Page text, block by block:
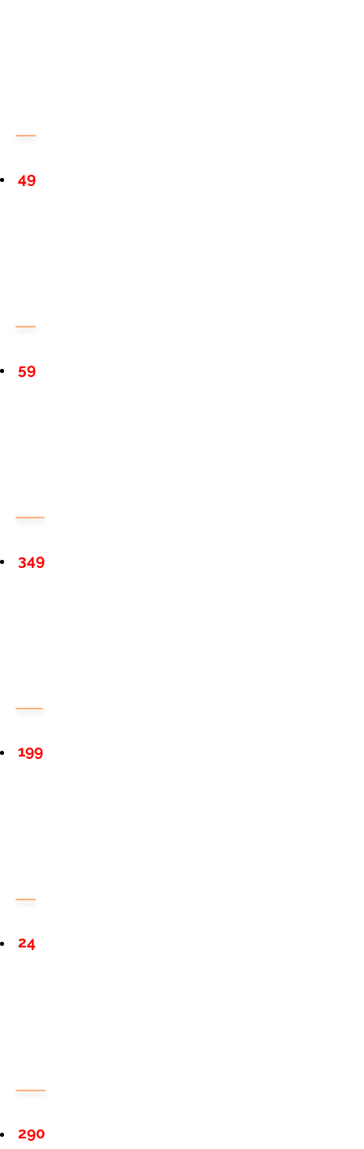
49
59
349
199
24
290